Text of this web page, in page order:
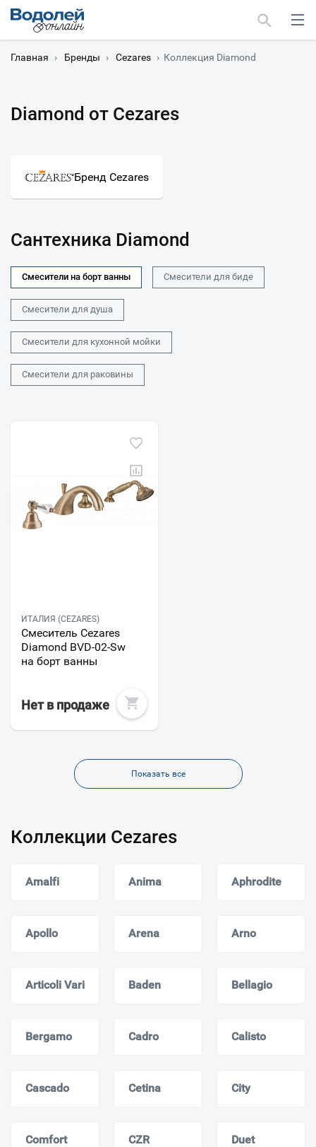
Главная › Бренды › Cezares › Коллекция Diamond
Diamond от Cezares
Бренд Cezares
Сантехника Diamond
Смесители на борт ванны Смесители для биде
Смесители для душа
Смесители для кухонной мойки
Смесители для раковины
ИТАЛИЯ (CEZARES)
Смеситель Cezares
Diamond BVD-02-Sw
на борт ванны
Нет в продаже
Показать все
Коллекции Cezares
Amalfi Anima Aphrodite
Apollo Arena Arno
Articoli Vari Baden Bellagio
Bergamo Cadro Calisto
Cascado Cetina City
Comfort CZR Duet